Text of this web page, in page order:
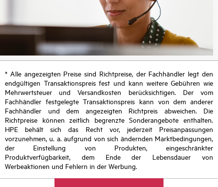
* Alle angezeigten Preise sind Richtpreise, der Fachhändler legt den
endgültigen Transaktionspreis fest und kann weitere Gebühren wie
Mehrwertsteuer und Versandkosten berücksichtigen. Der vom
Fachhändler festgelegte Transaktionspreis kann von dem anderer
Fachhändler und dem angezeigten Richtpreis abweichen. Die
Richtpreise können zeitlich begrenzte Sonderangebote enthalten.
HPE behält sich das Recht vor, jederzeit Preisanpassungen
vorzunehmen, u. a. aufgrund von sich ändernden Marktbedingungen,
der Einstellung von Produkten, eingeschränkter
Produktverfügbarkeit, dem Ende der Lebensdauer von
Werbeaktionen und Fehlern in der Werbung.